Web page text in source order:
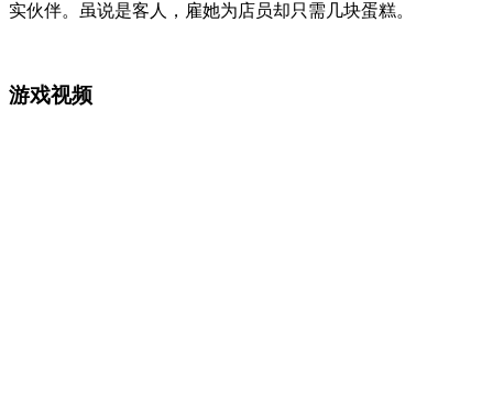
实伙伴。虽说是客人，雇她为店员却只需几块蛋糕。
游戏视频